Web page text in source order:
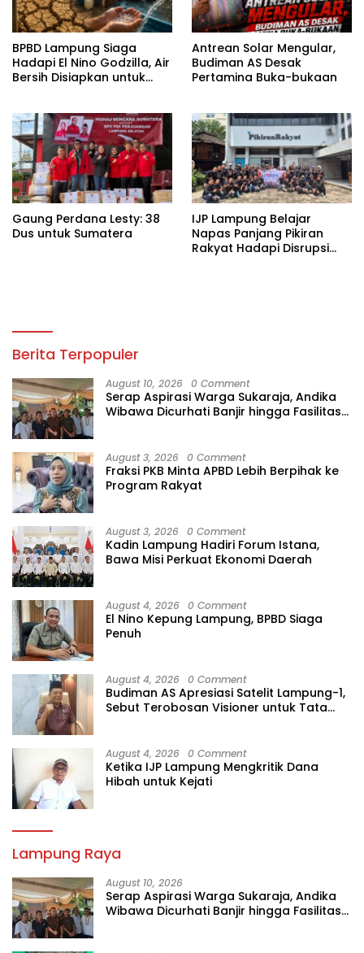
BPBD Lampung Siaga
Hadapi El Nino Godzilla, Air
Bersih Disiapkan untuk
Antrean Solar Mengular,
Budiman AS Desak
Pertamina Buka-bukaan
Gaung Perdana Lesty: 38
Dus untuk Sumatera
IJP Lampung Belajar
Napas Panjang Pikiran
Rakyat Hadapi Disrupsi
Berita Terpopuler
August 10, 2026 0 Comment
Serap Aspirasi Warga Sukaraja, Andika
Wibawa Dicurhati Banjir hingga Fasilitas
August 3, 2026 0 Comment
Fraksi PKB Minta APBD Lebih Berpihak ke
Program Rakyat
August 3, 2026 0 Comment
Kadin Lampung Hadiri Forum Istana,
Bawa Misi Perkuat Ekonomi Daerah
August 4, 2026 0 Comment
El Nino Kepung Lampung, BPBD Siaga
Penuh
August 4, 2026 0 Comment
Budiman AS Apresiasi Satelit Lampung-1,
Sebut Terobosan Visioner untuk Tata
August 4, 2026 0 Comment
Ketika IJP Lampung Mengkritik Dana
Hibah untuk Kejati
Lampung Raya
August 10, 2026
Serap Aspirasi Warga Sukaraja, Andika
Wibawa Dicurhati Banjir hingga Fasilitas